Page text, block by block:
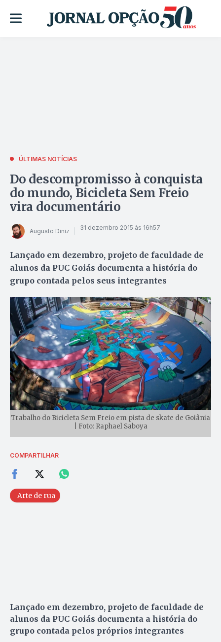
ÚLTIMAS NOTÍCIAS
Do descompromisso à conquista
do mundo, Bicicleta Sem Freio
vira documentário
Augusto Diniz 31 dezembro 2015 às 16h57
Lançado em dezembro, projeto de faculdade de
alunos da PUC Goiás documenta a história do
grupo contada pelos seus integrantes
Trabalho do Bicicleta Sem Freio em pista de skate de Goiânia
| Foto: Raphael Saboya
COMPARTILHAR
Arte de rua
Lançado em dezembro, projeto de faculdade de
alunos da PUC Goiás documenta a história do
grupo contada pelos próprios integrantes